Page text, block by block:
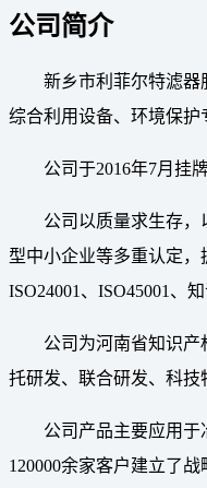
公司简介
新乡市利菲尔特滤器
综合利用设备、环境保护
公司于2016年7月挂
公司以质量求生存
型中小企业等多重认定，
ISO24001、ISO45001、
公司为河南省知识
托研发、联合研发、科技
公司产品主要应用
120000余家客户建立了